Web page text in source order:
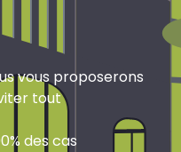
vous proposerons
tout
des cas